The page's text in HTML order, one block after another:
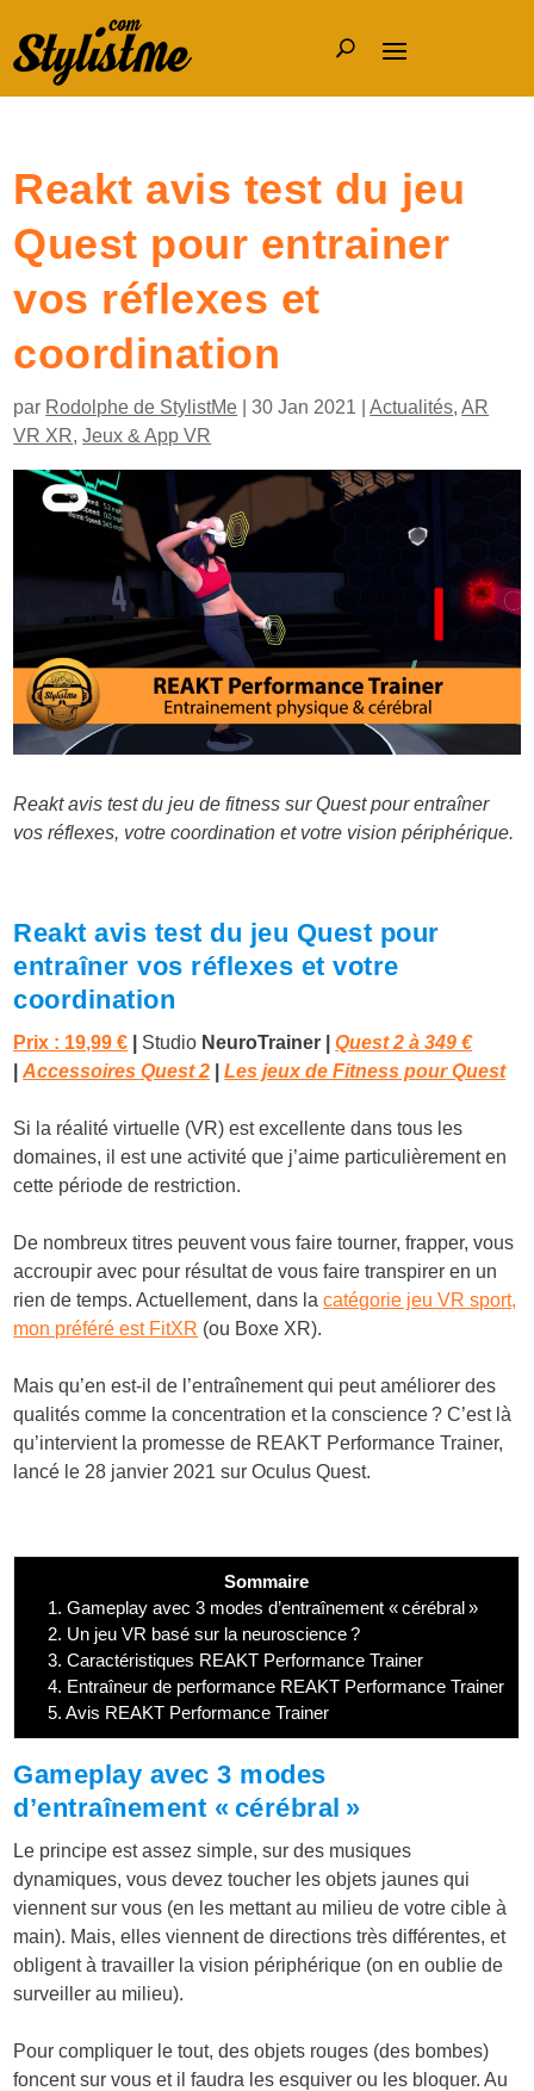
Reakt avis test du jeu
Quest pour entrainer
vos réflexes et
coordination
par Rodolphe de StylistMe |30 Jan 2021 |Actualités,AR
VR XR,Jeux & App VR
Reakt avis test du jeu de fitness sur Quest pour entraîner
vos réflexes, votre coordination et votre vision périphérique.
Reakt avis test du jeu Quest pour
entraîner vos réflexes et votre
coordination
Prix : 19,99 € Studio NeuroTrainer |Quest 2 à349 €
|Accessoires Quest 2 |Les jeux de Fitness pour Quest
Si la réalité virtuelle (VR) est excellente dans tous les
domaines, il est une activité que j’aime particulièrement en
cette période de restriction.
De nombreux titres peuvent vous faire tourner, frapper, vous
accroupir avec pour résultat de vous faire transpirer en un
rien de temps. Actuellement, dans lacatégorie jeu VR sport,
mon préféré est FitXR (ou Boxe XR).
Mais qu’en est-il de l’entraînement qui peut améliorer des
qualités comme la concentration et la conscience ? C’est là
qu’intervient la promesse de REAKT Performance Trainer,
lancé le 28 janvier 2021 sur Oculus Quest.
Sommaire
1. Gameplay avec 3 modes d’entraînement « cérébral »
2. Un jeu VR basé sur la neuroscience ?
3. Caractéristiques REAKT Performance Trainer
4. Entraîneur de performance REAKT Performance Trainer
5. Avis REAKT Performance Trainer
Gameplay avec 3 modes
d’entraînement « cérébral »
Le principe est assez simple, sur des musiques
dynamiques, vous devez toucher les objets jaunes qui
viennent sur vous (en les mettant au milieu de votre cible à
main). Mais, elles viennent de directions très différentes, et
obligent à travailler la vision périphérique (on en oublie de
surveiller au milieu).
Pour compliquer le tout, des objets rouges (des bombes)
foncent sur vous et il faudra les esquiver ou les bloquer. Au